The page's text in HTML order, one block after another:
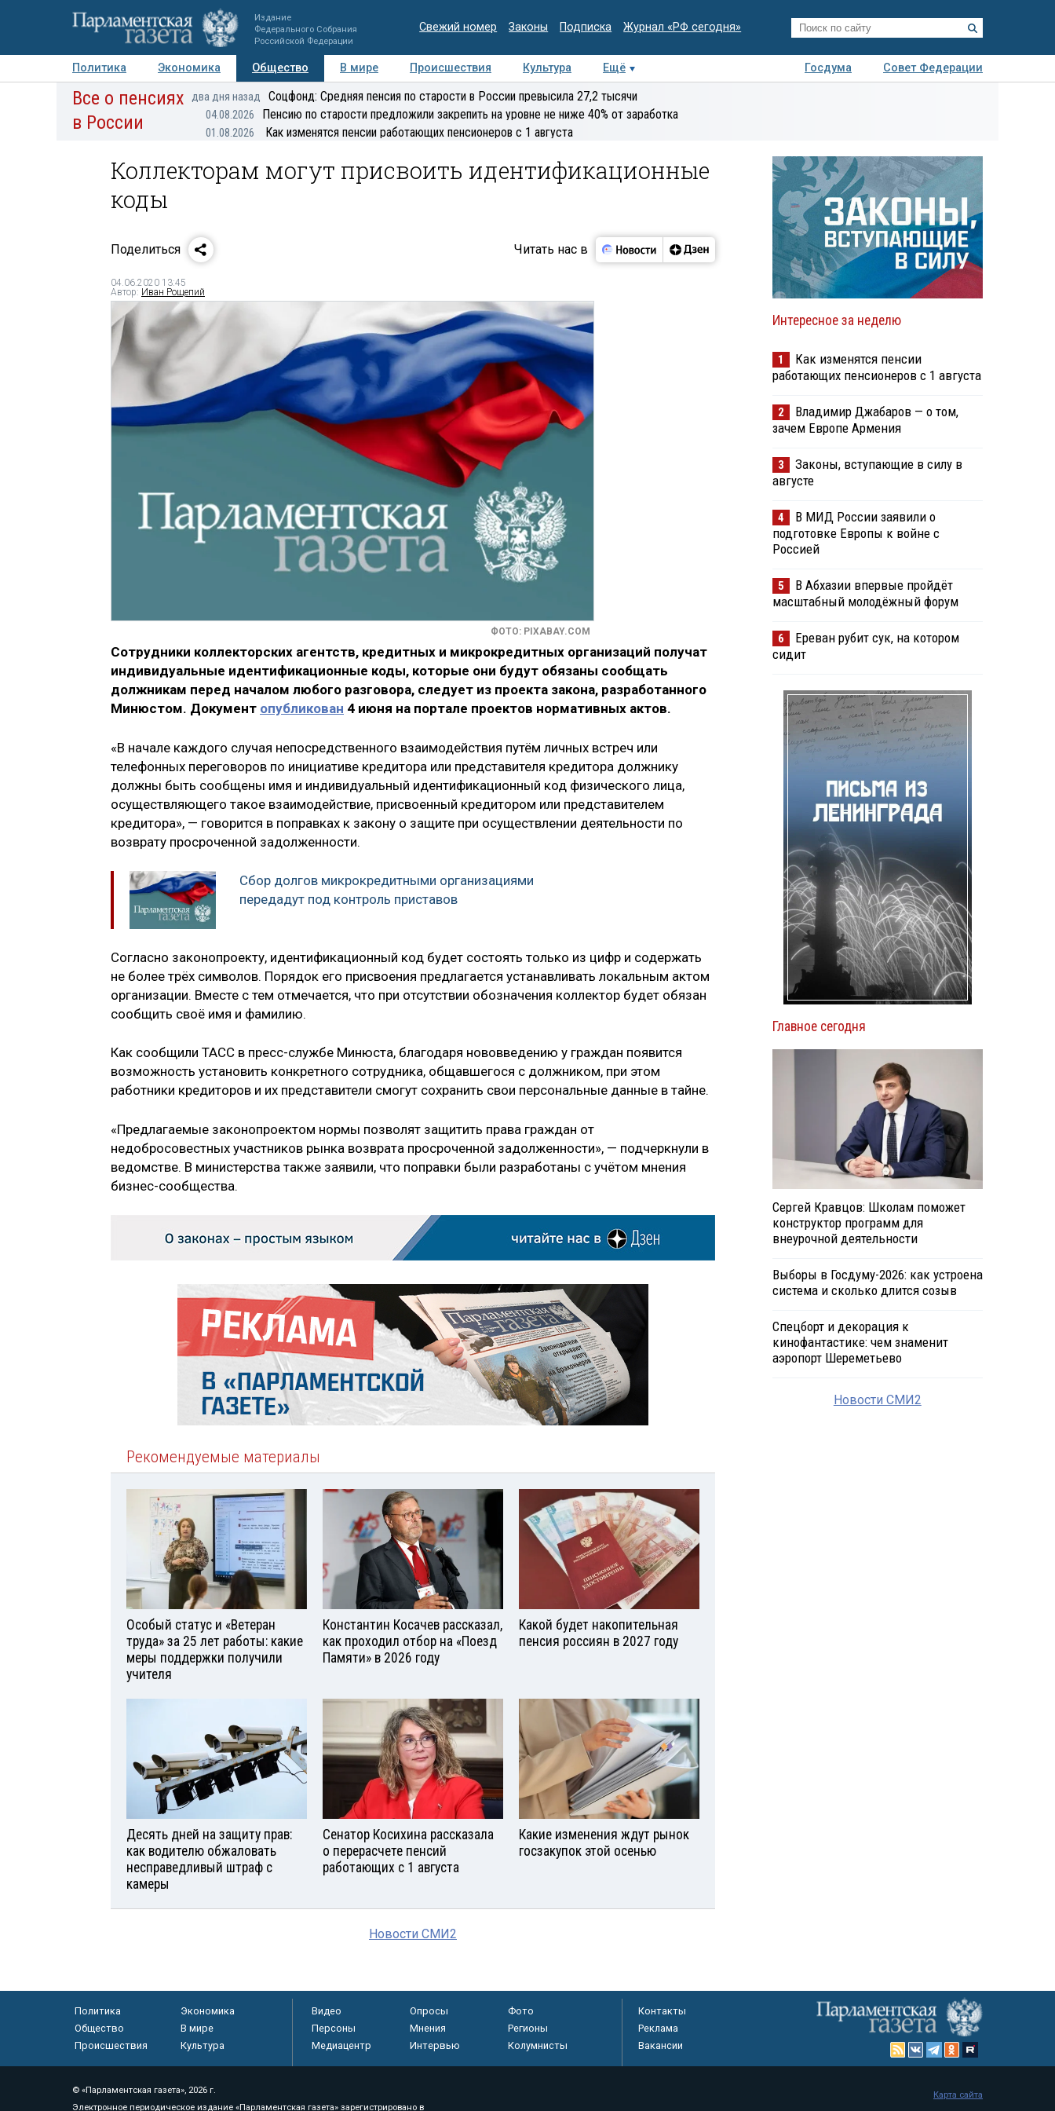
Издание
Федерального Собрания
Российской Федерации
Свежий номер Законы Подписка Журнал «РФ сегодня»
Политика Экономика Общество В мире Происшествия Культура Ещё Госдума
Совет Федерации
Авторы Персоны Мнения Регионы Медиацентр Интервью Колумнисты
Все о пенсиях
в России
два дня назад Соцфонд: Средняя пенсия по старости в России превысила 27,2 тысячи
04.08.2026 Пенсию по старости предложили закрепить на уровне не ниже 40% от заработка
01.08.2026 Как изменятся пенсии работающих пенсионеров с 1 августа
Коллекторам могут присвоить идентификационные
коды
Поделиться Читать нас в
04.06.2020 13:45
Автор: Иван Рощепий
ФОТО: PIXABAY.COM
Сотрудники коллекторских агентств, кредитных и микрокредитных организаций получат
индивидуальные идентификационные коды, которые они будут обязаны сообщать
должникам перед началом любого разговора, следует из проекта закона, разработанного
Минюстом. Документ опубликован 4 июня на портале проектов нормативных актов.
«В начале каждого случая непосредственного взаимодействия путём личных встреч или
телефонных переговоров по инициативе кредитора или представителя кредитора должнику
должны быть сообщены имя и индивидуальный идентификационный код физического лица,
осуществляющего такое взаимодействие, присвоенный кредитором или представителем
кредитора», — говорится в поправках к закону о защите при осуществлении деятельности по
возврату просроченной задолженности.
Сбор долгов микрокредитными организациями
передадут под контроль приставов
Согласно законопроекту, идентификационный код будет состоять только из цифр и содержать
не более трёх символов. Порядок его присвоения предлагается устанавливать локальным актом
организации. Вместе с тем отмечается, что при отсутствии обозначения коллектор будет обязан
сообщить своё имя и фамилию.
Как сообщили ТАСС в пресс-службе Минюста, благодаря нововведению у граждан появится
возможность установить конкретного сотрудника, общавшегося с должником, при этом
работники кредиторов и их представители смогут сохранить свои персональные данные в тайне.
«Предлагаемые законопроектом нормы позволят защитить права граждан от
недобросовестных участников рынка возврата просроченной задолженности», — подчеркнули в
ведомстве. В министерства также заявили, что поправки были разработаны с учётом мнения
бизнес-сообщества.
Рекомендуемые материалы
Особый статус и «Ветеран
труда» за 25 лет работы: какие
меры поддержки получили
учителя
Константин Косачев рассказал,
как проходил отбор на «Поезд
Памяти» в 2026 году
Какой будет накопительная
пенсия россиян в 2027 году
Десять дней на защиту прав:
как водителю обжаловать
несправедливый штраф с
камеры
Сенатор Косихина рассказала
о перерасчете пенсий
работающих с 1 августа
Какие изменения ждут рынок
госзакупок этой осенью
Новости СМИ2
Интересное за неделю
1
Как изменятся пенсии
работающих пенсионеров с 1 августа
2
Владимир Джабаров — о том,
зачем Европе Армения
3
Законы, вступающие в силу в
августе
4
В МИД России заявили о
подготовке Европы к войне с
Россией
5
В Абхазии впервые пройдёт
масштабный молодёжный форум
6
Ереван рубит сук, на котором
сидит
Главное сегодня
Сергей Кравцов: Школам поможет
конструктор программ для
внеурочной деятельности
Выборы в Госдуму-2026: как устроена
система и сколько длится созыв
Спецборт и декорация к
кинофантастике: чем знаменит
аэропорт Шереметьево
Новости СМИ2
Политика
Экономика
Общество
В мире
Происшествия
Культура
Видео Опросы
Фото
Персоны
Мнения
Регионы
Медиацентр
Интервью Колумнисты
Контакты
Реклама
Вакансии
© «Парламентская газета», 2026 г.
Электронное периодическое издание «Парламентская газета» зарегистрировано в
Карта сайта